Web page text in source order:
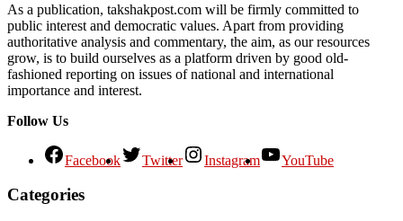
As a publication, takshakpost.com will be firmly committed to
public interest and democratic values. Apart from providing
authoritative analysis and commentary, the aim, as our resources
grow, is to build ourselves as a platform driven by good old-
fashioned reporting on issues of national and international
importance and interest.
Follow Us
Facebook Twitter Instagram YouTube
Categories